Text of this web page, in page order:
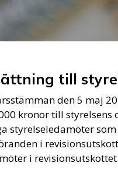
till
den 5 maj
kronor till
styrelseledamöter
i
i revisionsutskottet.